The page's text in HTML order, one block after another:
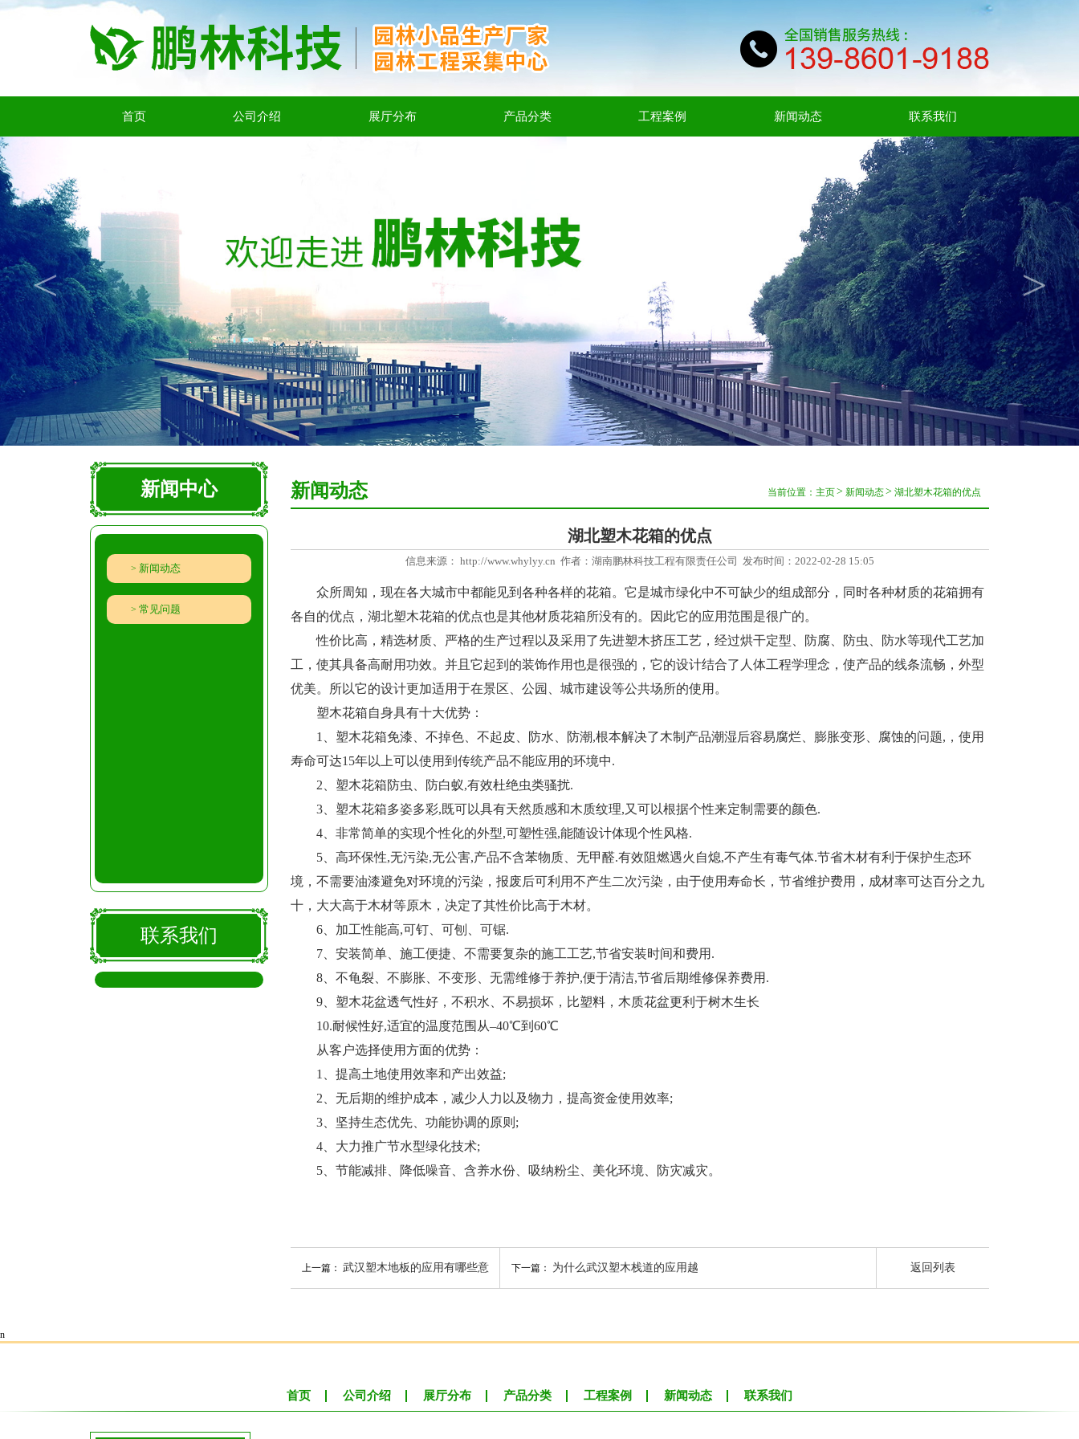
首页 公司介绍 展厅分布 产品分类 工程案例 新闻动态 联系我们
< >
新闻中心
新闻动态
常见问题
联系我们
新闻动态 当前位置： 主页 新闻动态 湖北塑木花箱的优点
湖北塑木花箱的优点
信息来源： http://www.whylyy.cn 作者： 湖南鹏林科技工程有限责任公司 发布时间：2022-02-28 15:05
众所周知，现在各大城市中都能见到各种各样的花箱。它是城市绿化中不可缺少的组成部分，同时各种材质的花箱拥有
各自的优点，湖北塑木花箱的优点也是其他材质花箱所没有的。因此它的应用范围是很广的。
性价比高，精选材质、严格的生产过程以及采用了先进塑木挤压工艺，经过烘干定型、防腐、防虫、防水等现代工艺加
工，使其具备高耐用功效。并且它起到的装饰作用也是很强的，它的设计结合了人体工程学理念，使产品的线条流畅，外型
优美。所以它的设计更加适用于在景区、公园、城市建设等公共场所的使用。
塑木花箱自身具有十大优势：
1、塑木花箱免漆、不掉色、不起皮、防水、防潮,根本解决了木制产品潮湿后容易腐烂、膨胀变形、腐蚀的问题,，使用
寿命可达15年以上可以使用到传统产品不能应用的环境中.
2、塑木花箱防虫、防白蚁,有效杜绝虫类骚扰.
3、塑木花箱多姿多彩,既可以具有天然质感和木质纹理,又可以根据个性来定制需要的颜色.
4、非常简单的实现个性化的外型,可塑性强,能随设计体现个性风格.
5、高环保性,无污染,无公害,产品不含苯物质、无甲醛.有效阻燃遇火自熄,不产生有毒气体.节省木材有利于保护生态环
境，不需要油漆避免对环境的污染，报废后可利用不产生二次污染，由于使用寿命长，节省维护费用，成材率可达百分之九
十，大大高于木材等原木，决定了其性价比高于木材。
6、加工性能高,可钉、可刨、可锯.
7、安装简单、施工便捷、不需要复杂的施工工艺,节省安装时间和费用.
8、不龟裂、不膨胀、不变形、无需维修于养护,便于清洁,节省后期维修保养费用.
9、塑木花盆透气性好，不积水、不易损坏，比塑料，木质花盆更利于树木生长
10.耐候性好,适宜的温度范围从–40℃到60℃
从客户选择使用方面的优势：
1、提高土地使用效率和产出效益;
2、无后期的维护成本，减少人力以及物力，提高资金使用效率;
3、坚持生态优先、功能协调的原则;
4、大力推广节水型绿化技术;
5、节能减排、降低噪音、含养水份、吸纳粉尘、美化环境、防灾减灾。
上一篇： 武汉塑木地板的应用有哪些意 下一篇： 为什么武汉塑木栈道的应用越 返回列表
n
首页 公司介绍 展厅分布 产品分类 工程案例 新闻动态 联系我们